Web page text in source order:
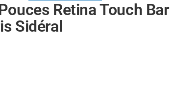
Retina Touch Bar
Sidéral